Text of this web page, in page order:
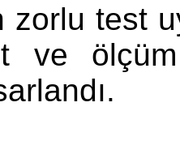
zorlu test
ve